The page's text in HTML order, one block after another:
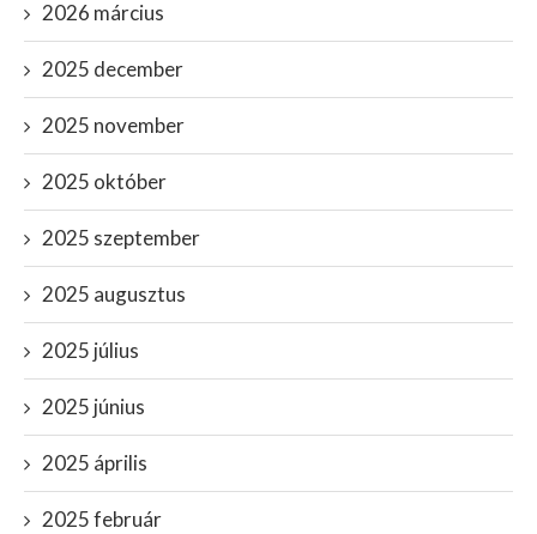
2026 március
2025 december
2025 november
2025 október
2025 szeptember
2025 augusztus
2025 július
2025 június
2025 április
2025 február